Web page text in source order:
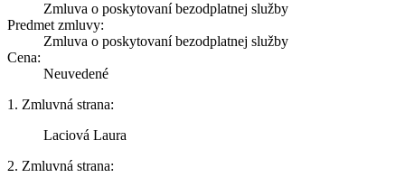
Zmluva o poskytovaní bezodplatnej služby
Predmet zmluvy:
Zmluva o poskytovaní bezodplatnej služby
Cena:
Neuvedené
1. Zmluvná strana:
Laciová Laura
2. Zmluvná strana: